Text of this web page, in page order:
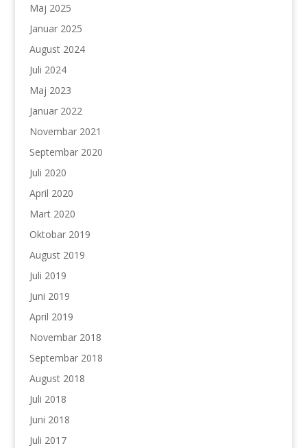
Maj 2025
Januar 2025
August 2024
Juli 2024
Maj 2023
Januar 2022
Novembar 2021
Septembar 2020
Juli 2020
April 2020
Mart 2020
Oktobar 2019
August 2019
Juli 2019
Juni 2019
April 2019
Novembar 2018
Septembar 2018
August 2018
Juli 2018
Juni 2018
Juli 2017